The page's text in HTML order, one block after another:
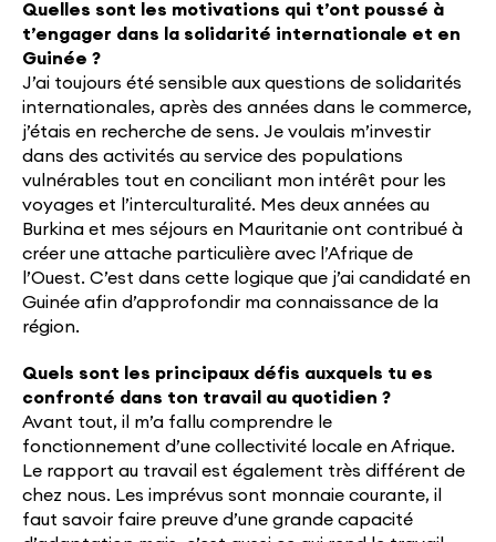
Quelles sont les motivations qui t’ont poussé à
t’engager dans la solidarité internationale et en
Guinée ?
J’ai toujours été sensible aux questions de solidarités
internationales, après des années dans le commerce,
j’étais en recherche de sens. Je voulais m’investir
dans des activités au service des populations
vulnérables tout en conciliant mon intérêt pour les
voyages et l’interculturalité. Mes deux années au
Burkina et mes séjours en Mauritanie ont contribué à
créer une attache particulière avec l’Afrique de
l’Ouest. C’est dans cette logique que j’ai candidaté en
Guinée afin d’approfondir ma connaissance de la
région.
Quels sont les principaux défis auxquels tu es
confronté dans ton travail au quotidien ?
Avant tout, il m’a fallu comprendre le
fonctionnement d’une collectivité locale en Afrique.
Le rapport au travail est également très différent de
chez nous. Les imprévus sont monnaie courante, il
faut savoir faire preuve d’une grande capacité